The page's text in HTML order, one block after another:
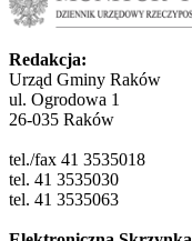
Redakcja:
Urząd Gminy Raków
ul. Ogrodowa 1
26-035 Raków
tel./fax 41 3535018
tel. 41 3535030
tel. 41 3535063